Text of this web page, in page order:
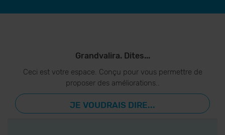
Grandvalira. Dites...
Ceci est votre espace. Conçu pour vous permettre de
proposer des améliorations..
JE VOUDRAIS DIRE...